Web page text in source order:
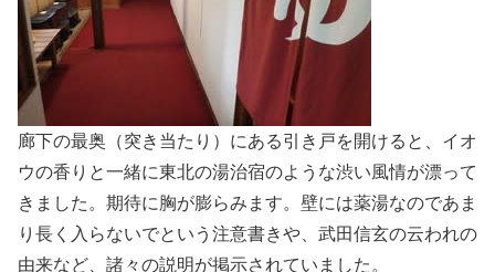
廊下の最奥（突き当たり）にある引き戸を開けると、イオ
ウの香りと一緒に東北の湯治宿のような渋い風情が漂って
きました。期待に胸が膨らみます。壁には薬湯なのであま
り長く入らないでという注意書きや、武田信玄の云われの
由来など、諸々の説明が掲示されていました。